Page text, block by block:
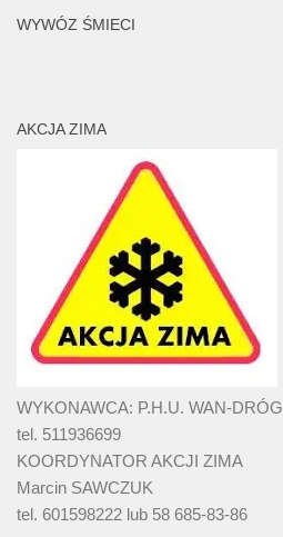
WYWÓZ ŚMIECI
AKCJA ZIMA
WYKONAWCA: P.H.U. WAN-DRÓG
tel. 511936699
KOORDYNATOR AKCJI ZIMA
Marcin SAWCZUK
tel. 601598222 lub 58 685-83-86